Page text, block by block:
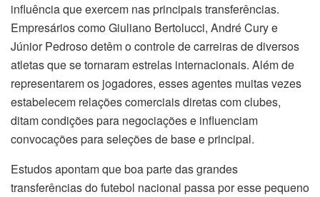
influência que exercem nas principais transferências.
Empresários como Giuliano Bertolucci, André Cury e
Júnior Pedroso detêm o controle de carreiras de diversos
atletas que se tornaram estrelas internacionais. Além de
representarem os jogadores, esses agentes muitas vezes
estabelecem relações comerciais diretas com clubes,
ditam condições para negociações e influenciam
convocações para seleções de base e principal.
Estudos apontam que boa parte das grandes
transferências do futebol nacional passa por esse pequeno